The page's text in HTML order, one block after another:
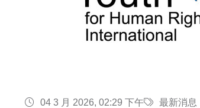
04 3 月 2026, 02:29 下午 最新消息